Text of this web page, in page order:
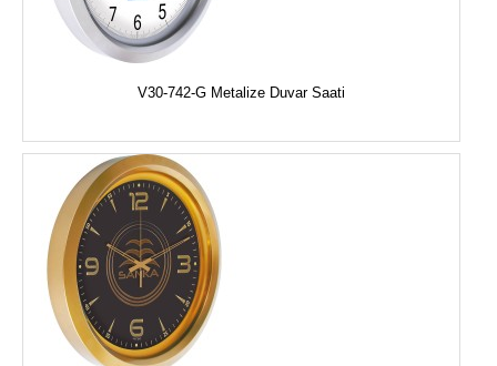
V30-742-G Metalize Duvar Saati